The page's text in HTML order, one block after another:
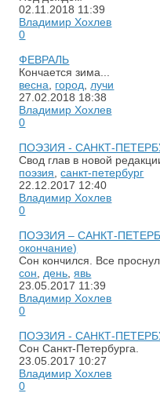
02.11.2018 11:39
Владимир Хохлев
0
ФЕВРАЛЬ
Кончается зима...
весна
город
лучи
27.02.2018 18:38
Владимир Хохлев
0
ПОЭЗИЯ - САНКТ-
Свод глав в новой
поэзия ,санкт-петербург
22.12.2017 12:40
Владимир Хохлев
0
ПОЭЗИЯ – САНКТ-
окончание)
Сон кончился. Все
сон
день ,явь
23.05.2017 11:39
Владимир Хохлев
0
ПОЭЗИЯ - САНКТ-
Сон Санкт-Петербурга.
23.05.2017 10:27
Владимир Хохлев
0